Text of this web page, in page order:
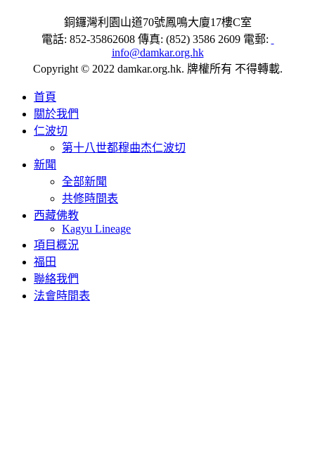
銅鑼灣利園山道70號鳳鳴大廈17樓C室
電話: 852-35862608 傳真: (852) 3586 2609 電郵:
info@damkar.org.hk
Copyright © 2022 damkar.org.hk. 牌權所有 不得轉載.
首頁
關於我們
仁波切
第十八世都穆曲杰仁波切
新聞
全部新聞
共修時間表
西藏佛教
Kagyu Lineage
項目概況
福田
聯絡我們
法會時間表